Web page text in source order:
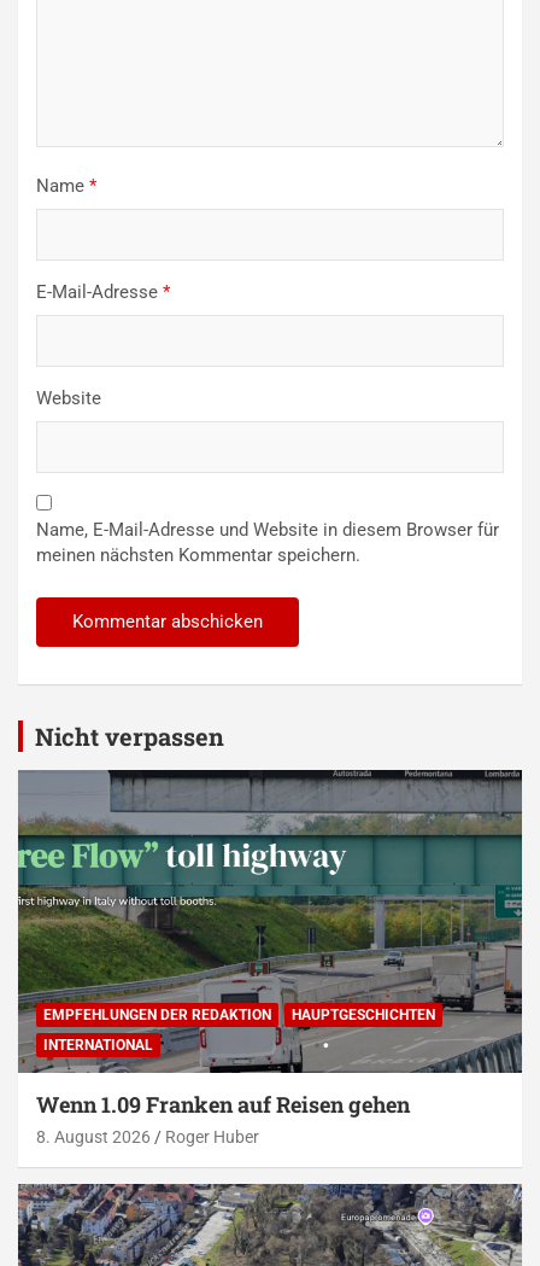
Name *
E-Mail-Adresse *
Website
Name, E-Mail-Adresse und Website in diesem Browser für
meinen nächsten Kommentar speichern.
Nicht verpassen
EMPFEHLUNGEN DER REDAKTION
HAUPTGESCHICHTEN
INTERNATIONAL
Wenn 1.09 Franken auf Reisen gehen
8. August 2026 Roger Huber